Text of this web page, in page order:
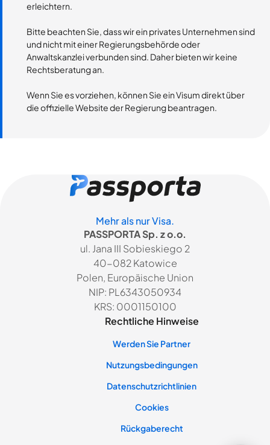
erleichtern.
Bitte beachten Sie, dass wir ein privates Unternehmen sind
und nicht mit einer Regierungsbehörde oder
Anwaltskanzlei verbunden sind. Daher bieten wir keine
Rechtsberatung an.
Wenn Sie es vorziehen, können Sie ein Visum direkt über
die offizielle Website der Regierung beantragen.
Mehr als nur Visa.
PASSPORTA Sp. z o.o.
ul. Jana III Sobieskiego 2
40-082 Katowice
Polen, Europäische Union
NIP: PL6343050934
KRS: 0001150100
Rechtliche Hinweise
Werden Sie Partner
Nutzungsbedingungen
Datenschutzrichtlinien
Cookies
Rückgaberecht